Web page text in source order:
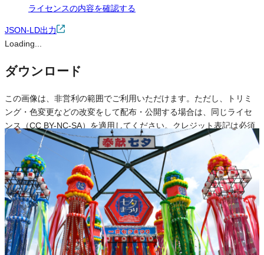
ライセンスの内容を確認する
JSON-LD出力
Loading...
ダウンロード
この画像は、非営利の範囲でご利用いただけます。ただし、トリミ
ング・色変更などの改変をして配布・公開する場合は、同じライセ
ンス（CC BY-NC-SA）を適用してください。クレジット表記は必須
※本サイトの 利用規約 も適用されます。
営利利用
不可
改変
条件付き条件付き
クレジット表記